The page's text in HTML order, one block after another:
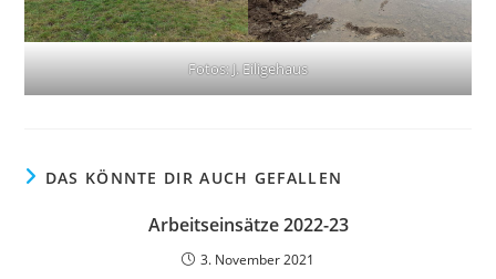
Fotos: J. Eiligehaus
DAS KÖNNTE DIR AUCH GEFALLEN
Arbeitseinsätze 2022-23
3. November 2021